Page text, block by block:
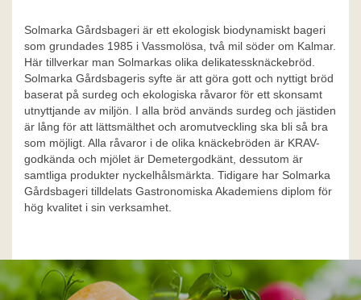
Solmarka Gårdsbageri är ett ekologisk biodynamiskt bageri
som grundades 1985 i Vassmolösa, två mil söder om Kalmar.
Här tillverkar man Solmarkas olika delikatessknäckebröd.
Solmarka Gårdsbageris syfte är att göra gott och nyttigt bröd
baserat på surdeg och ekologiska råvaror för ett skonsamt
utnyttjande av miljön. I alla bröd används surdeg och jästiden
är lång för att lättsmälthet och aromutveckling ska bli så bra
som möjligt. Alla råvaror i de olika knäckebröden är KRAV-
godkända och mjölet är Demetergodkänt, dessutom är
samtliga produkter nyckelhålsmärkta. Tidigare har Solmarka
Gårdsbageri tilldelats Gastronomiska Akademiens diplom för
hög kvalitet i sin verksamhet.